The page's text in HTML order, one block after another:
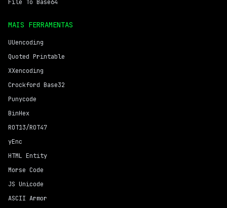
File To Base64
MAIS FERRAMENTAS
UUencoding
Quoted Printable
XXencoding
Crockford Base32
Punycode
BinHex
ROT13/ROT47
yEnc
HTML Entity
Morse Code
JS Unicode
ASCII Armor